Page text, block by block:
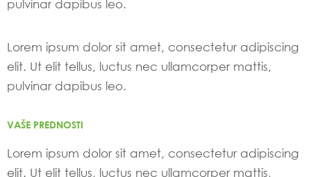
pulvinar dapibus leo.
Lorem ipsum dolor sit amet, consectetur adipiscing
elit. Ut elit tellus, luctus nec ullamcorper mattis,
pulvinar dapibus leo.
VAŠE PREDNOSTI
Lorem ipsum dolor sit amet, consectetur adipiscing
elit. Ut elit tellus, luctus nec ullamcorper mattis,